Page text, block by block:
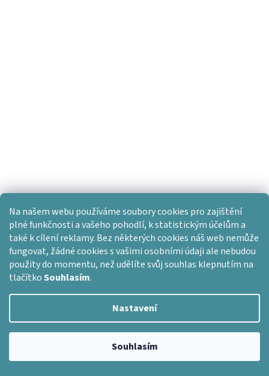
Na našem webu používáme soubory cookies pro zajištění
plné funkčnosti a vašeho pohodlí, k statistickým účelům a
také k cílení reklamy. Bez některých cookies náš web nemůže
fungovat, žádné cookies s vašimi osobními údaji ale nebudou
použity do momentu, než udělíte svůj souhlas klepnutím na
tlačítkoSouhlasím.
Nastavení
Souhlasím
Vytvořil Shoptet
Dlažba skladem. Všechna práva vyhrazena.